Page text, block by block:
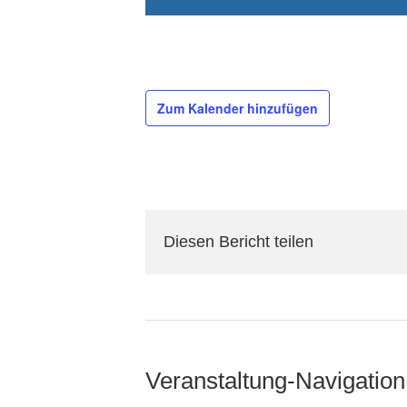
Zum Kalender hinzufügen
Diesen Bericht teilen
Veranstaltung-Navigation